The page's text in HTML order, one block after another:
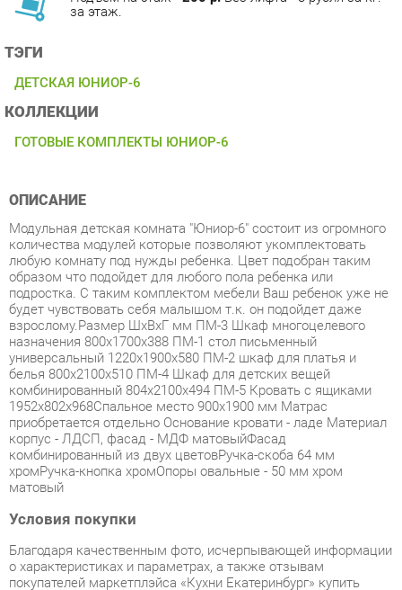
ТЭГИ
ГОТОВЫЕ КОМПЛЕКТЫ ЮНИОР-6
ОПИСАНИЕ
количества модулей которые позволяют укомплектовать
любую комнату под нужды ребенка. Цвет подобран таким
образом что подойдет для любого пола ребенка или
подростка. С таким комплектом мебели Ваш ребенок уже не
будет чувствовать себя малышом т.к. он подойдет даже
взрослому.Размер ШхВхГ мм ПМ-3 Шкаф многоцелевого
назначения 800х1700х388 ПМ-1 стол письменный
универсальный 1220х1900х580 ПМ-2 шкаф для платья и
белья 800х2100х510 ПМ-4 Шкаф для детских вещей
комбинированный 804х2100х494 ПМ-5 Кровать с ящиками
1952х802х968Спальное место 900х1900 мм Матрас
приобретается отдельно Основание кровати - ладе Материал
корпус - ЛДСП, фасад - МДФ матовыйФасад
комбинированный из двух цветовРучка-скоба 64 мм
хромРучка-кнопка хромОпоры овальные - 50 мм хром
матовый
Условия покупки
Благодаря качественным фото, исчерпывающей информации
покупателей маркетплэйса «Кухни Екатеринбург» купить
Готовые комплекты производства Марибель с доставкой из
Екатеринбурга по цене со скидкой и гарантией от
производителя не составит труда.